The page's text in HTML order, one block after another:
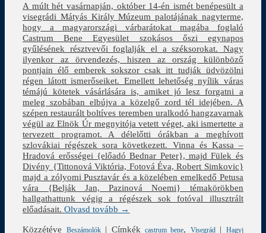
A múlt hét vasárnapján, október 14-én ismét benépesült a
visegrádi Mátyás Király Múzeum palotájának nagyterme,
hogy a magyarországi várbarátokat magába foglaló
Castrum Bene Egyesület szokásos őszi egynapos
gyűlésének résztvevői foglalják el a széksorokat. Nagy
ilyenkor az örvendezés, hiszen az ország különböző
pontjain élő emberek sokszor csak itt tudják üdvözölni
régen látott ismerőseiket. Emellett lehetőség nyílik váras
témájú kötetek vásárlására is, amiket jó lesz forgatni a
meleg szobában elbújva a közelgő zord tél idejében. A
szépen restaurált boltíves teremben uralkodó hangzavarnak
végül az Elnök Úr megnyitója vetett véget, aki ismertette a
tervezett programot. A délelőtti órákban a meghívott
szlovákiai régészek sora következett. Vinna és Kassa –
Hradová erősségei {előadó Bednar Peter}, majd Fülek és
Divény {Tittonová Viktória, Fotová Éva, Robert Simkovic}
majd a zólyomi Pusztavár és a közelében emelkedő Petusa
vára {Belják Jan, Pazinová Noemi} témakörökben
hallgathattunk végig a régészek sok fotóval illusztrált
előadásait.Olvasd tovább →
Közzétéve
Beszámolók| Címkék castrum bene, Visegrád| Hagyj